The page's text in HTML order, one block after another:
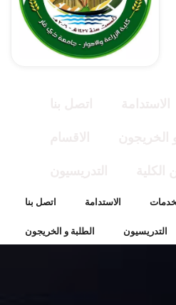
اتصل بنا الاستدامة
الطلبة و الخريجون التدريسيون